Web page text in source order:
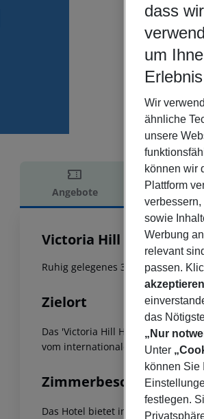
Angebote
Victoria Hill Hotel
3
Ruhig gelegenes 3*-Sternen Hotel!
Zielort
Das 'Victoria Hill Hotel' befindet
vom internationalen Flughafen
Zimmerbeschreibung
Das Hotel bietet insgesamt 42
dass
um
Wir
ähnliche
unsere
können wir
Plattform
sowie
Werbung
relevant
passen.
das
„Nur
Unter
können Sie
festlegen.